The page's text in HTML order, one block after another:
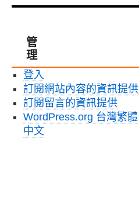
管
理
登入
訂閱網站內容的資訊提供
訂閱留言的資訊提供
WordPress.org 台灣繁體
中文